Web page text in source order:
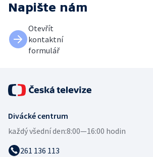
Napište nám
Otevřít
kontaktní
formulář
Divácké centrum
každý všední den:8:00—16:00 hodin
261 136 113